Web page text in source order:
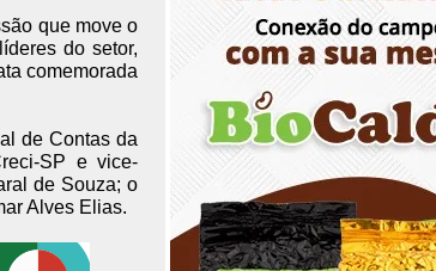
que move o
do setor,
comemorada
de Contas da
SP e vice-
de Souza; o
Alves Elias.